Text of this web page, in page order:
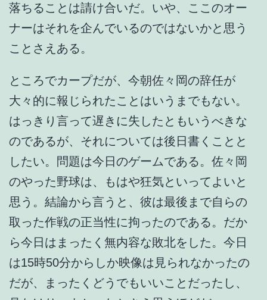
落ちることは請け合いだ。いや、ここのオー
ナーはそれを企んでいるのではないかと思う
ことさえある。
ところでカープだが、今朝佐々岡の辞任が
大々的に報じられたことはいうまでもない。
はっきり言って遅きに失したともいうべきな
のであるが、それについては後日書くことと
したい。問題は今日のゲームである。佐々岡
のやった野球は、もはや狂気といってよいと
思う。結論から言うと、彼は最後まで自らの
取った作戦の正当性に拘ったのである。だか
ら今日はまったく無内容な敗北をした。今日
は15時50分からしか映像は見られなかったの
だが、まったくどうでもいいことだったし、